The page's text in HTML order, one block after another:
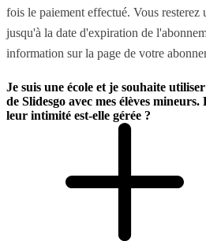
fois le paiement effectué. Vous
jusqu'à la date d'expiration de
information sur la page de votre
Je suis une école et je souhaite
de Slidesgo avec mes élèves
leur intimité est-elle gérée ?